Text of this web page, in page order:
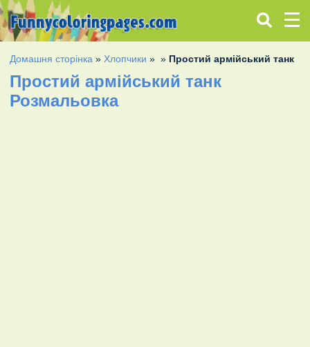
Домашня сторінка » Хлопчики » » Простий армійський танк
Простий армійський танк
Розмальовка